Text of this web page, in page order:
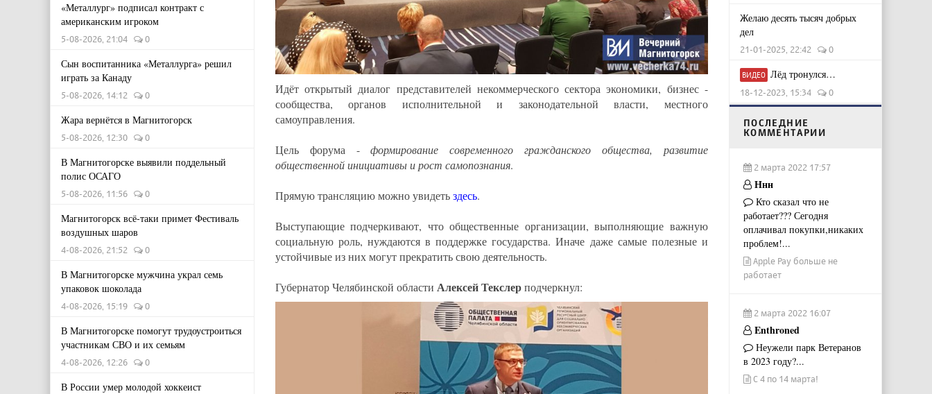
«Металлург» подписал контракт с
американским игроком
5-08-2026, 21:04 0
Сын воспитанника «Металлурга» решил
играть за Канаду
5-08-2026, 14:12 0
Жара вернётся в Магнитогорск
5-08-2026, 12:30 0
В Магнитогорске выявили поддельный
полис ОСАГО
5-08-2026, 11:56 0
Магнитогорск всё-таки примет Фестиваль
воздушных шаров
4-08-2026, 21:52 0
В Магнитогорске мужчина украл семь
упаковок шоколада
4-08-2026, 15:19 0
В Магнитогорске помогут трудоустроиться
участникам СВО и их семьям
4-08-2026, 12:26 0
В России умер молодой хоккеист
Идёт открытый диалог представителей некоммерческого сектора экономики, бизнес -
сообщества, органов исполнительной и законодательной власти, местного
самоуправления.
Цель форума -формирование современного гражданского общества, развитие
общественной инициативы и рост самопознания.
Прямую трансляцию можно увидетьздесь.
Выступающие подчеркивают, что общественные организации, выполняющие важную
социальную роль, нуждаются в поддержке государства. Иначе даже самые полезные и
устойчивые из них могут прекратить свою деятельность.
Губернатор Челябинской области Алексей Текслерподчеркнул:
Желаю десять тысяч добрых
дел
21-01-2025, 22:42 0
ВИДЕО Лёд тронулся…
18-12-2023, 15:34 0
ПОСЛЕДНИЕ
КОММЕНТАРИИ
2 марта 2022 17:57
Ннн
Кто сказал что не
работает??? Сегодня
оплачивал покупки,никаких
проблем!...
Apple Pay больше не
работает
2 марта 2022 16:07
Enthroned
Неужели парк Ветеранов
в 2023 году?...
С 4 по 14 марта!